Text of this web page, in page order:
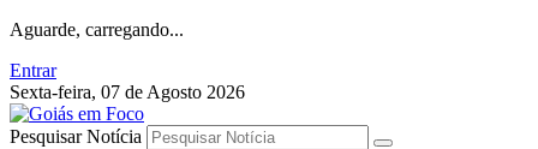
Aguarde, carregando...
Entrar
Sexta-feira, 07 de Agosto 2026
Pesquisar Notícia